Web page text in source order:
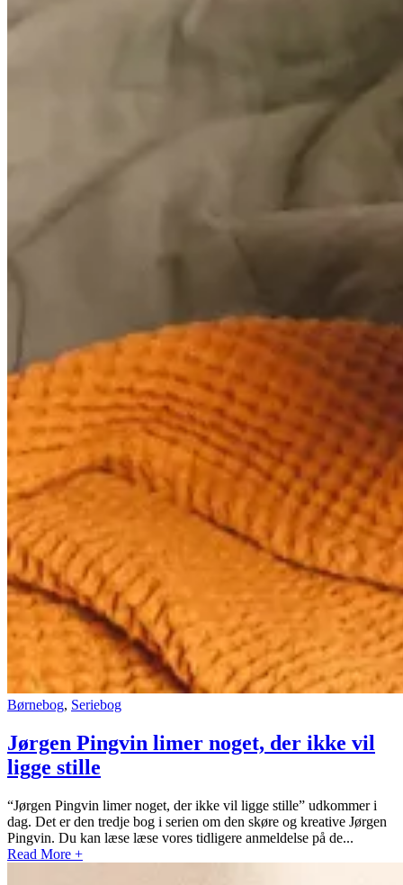
Børnebog, Seriebog
Jørgen Pingvin limer noget, der ikke vil
ligge stille
“Jørgen Pingvin limer noget, der ikke vil ligge stille” udkommer i
dag. Det er den tredje bog i serien om den skøre og kreative Jørgen
Pingvin. Du kan læse læse vores tidligere anmeldelse på de...
Read More +